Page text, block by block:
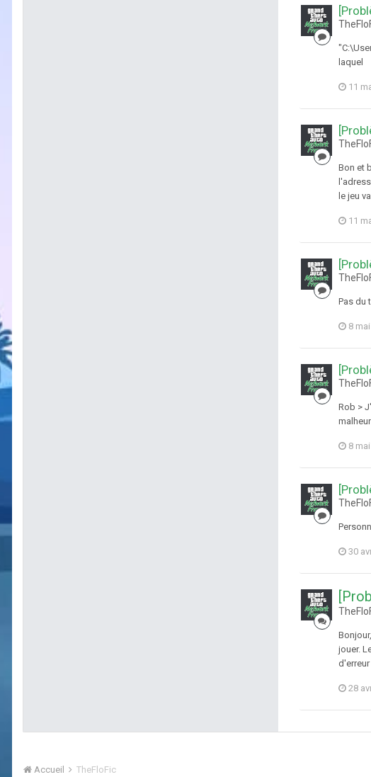
laquel
11
Bon et
le jeu
11
Pas du
8
Rob >
8
30
jouer.
28
Accueil TheFloFic